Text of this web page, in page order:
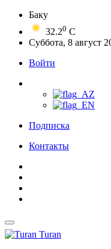
Баку
32.20 C
Суббота, 8 август
Войти
Подписка
Контакты
Turan